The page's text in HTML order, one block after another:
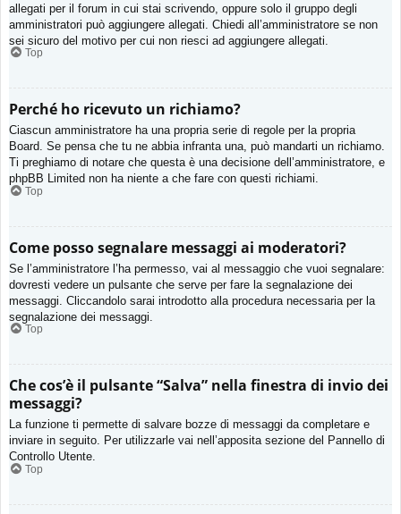
allegati per il forum in cui stai scrivendo, oppure solo il gruppo degli
amministratori può aggiungere allegati. Chiedi all’amministratore se non
sei sicuro del motivo per cui non riesci ad aggiungere allegati.
Top
Perché ho ricevuto un richiamo?
Ciascun amministratore ha una propria serie di regole per la propria
Board. Se pensa che tu ne abbia infranta una, può mandarti un richiamo.
Ti preghiamo di notare che questa è una decisione dell’amministratore, e
phpBB Limited non ha niente a che fare con questi richiami.
Top
Come posso segnalare messaggi ai moderatori?
Se l’amministratore l’ha permesso, vai al messaggio che vuoi segnalare:
dovresti vedere un pulsante che serve per fare la segnalazione dei
messaggi. Cliccandolo sarai introdotto alla procedura necessaria per la
segnalazione dei messaggi.
Top
Che cos’è il pulsante “Salva” nella finestra di invio dei
messaggi?
La funzione ti permette di salvare bozze di messaggi da completare e
inviare in seguito. Per utilizzarle vai nell’apposita sezione del Pannello di
Controllo Utente.
Top